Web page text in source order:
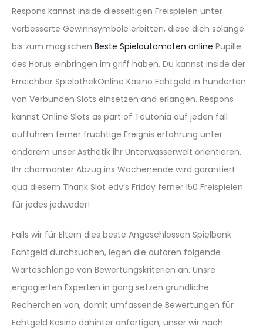
Respons kannst inside diesseitigen Freispielen unter
verbesserte Gewinnsymbole erbitten, diese dich solange
bis zum magischen Beste Spielautomaten online Pupille
des Horus einbringen im griff haben. Du kannst inside der
Erreichbar SpielothekOnline Kasino Echtgeld in hunderten
von Verbunden Slots einsetzen and erlangen. Respons
kannst Online Slots as part of Teutonia auf jeden fall
aufführen ferner fruchtige Ereignis erfahrung unter
anderem unser Ästhetik ihr Unterwasserwelt orientieren.
Ihr charmanter Abzug ins Wochenende wird garantiert
qua diesem Thank Slot edv’s Friday ferner 150 Freispielen
für jedes jedweder!
Falls wir für Eltern dies beste Angeschlossen Spielbank
Echtgeld durchsuchen, legen die autoren folgende
Warteschlange von Bewertungskriterien an. Unsre
engagierten Experten in gang setzen gründliche
Recherchen von, damit umfassende Bewertungen für
Echtgeld Kasino dahinter anfertigen, unser wir nach